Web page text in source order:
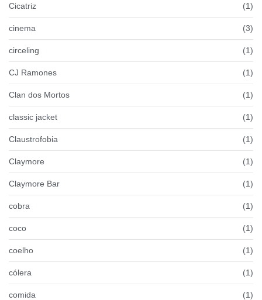
Cicatriz (1)
cinema (3)
circeling (1)
CJ Ramones (1)
Clan dos Mortos (1)
classic jacket (1)
Claustrofobia (1)
Claymore (1)
Claymore Bar (1)
cobra (1)
coco (1)
coelho (1)
cólera (1)
comida (1)